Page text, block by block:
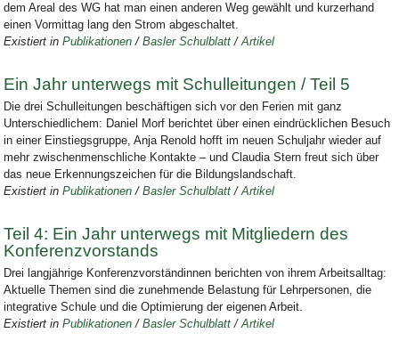
dem Areal des WG hat man einen anderen Weg gewählt und kurzerhand
einen Vormittag lang den Strom abgeschaltet.
Existiert in Publikationen /Basler Schulblatt /Artikel
Ein Jahr unterwegs mit Schulleitungen / Teil 5
Die drei Schulleitungen beschäftigen sich vor den Ferien mit ganz
Unterschiedlichem: Daniel Morf berichtet über einen eindrücklichen Besuch
in einer Einstiegsgruppe, Anja Renold hofft im neuen Schuljahr wieder auf
mehr zwischenmenschliche Kontakte – und Claudia Stern freut sich über
das neue Erkennungszeichen für die Bildungslandschaft.
Existiert in Publikationen /Basler Schulblatt /Artikel
Teil 4: Ein Jahr unterwegs mit Mitgliedern des
Konferenzvorstands
Drei langjährige Konferenzvorständinnen berichten von ihrem Arbeitsalltag:
Aktuelle Themen sind die zunehmende Belastung für Lehrpersonen, die
integrative Schule und die Optimierung der eigenen Arbeit.
Existiert in Publikationen /Basler Schulblatt /Artikel